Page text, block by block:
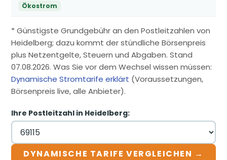
Ökostrom
* Günstigste Grundgebühr an den Postleitzahlen von
Heidelberg; dazu kommt der stündliche Börsenpreis
plus Netzentgelte, Steuern und Abgaben. Stand
07.08.2026. Was Sie vor dem Wechsel wissen müssen:
Dynamische Stromtarife erklärt (Voraussetzungen,
Börsenpreis live, alle Anbieter).
Ihre Postleitzahl in Heidelberg:
DYNAMISCHE TARIFE VERGLEICHEN →